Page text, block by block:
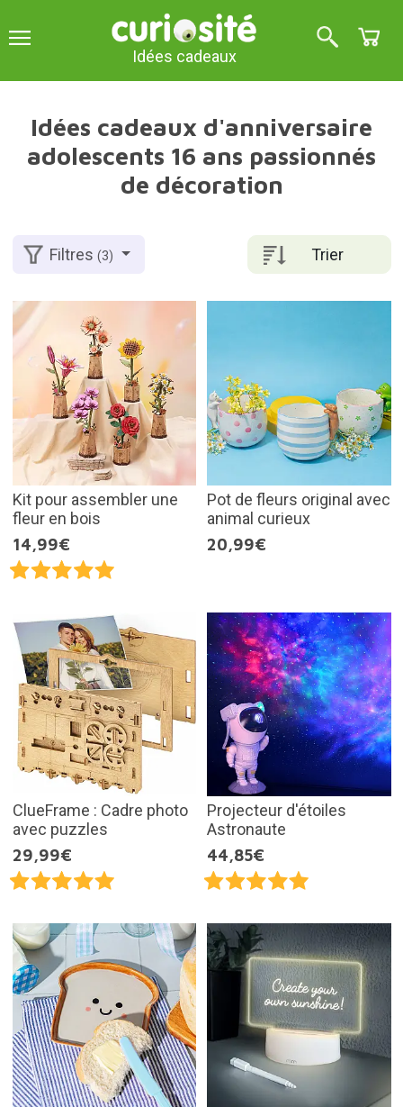
Idées cadeaux
Idées cadeaux d'anniversaire
adolescents 16 ans passionnés
de décoration
Trier
Filtres(3)
Kit pour assembler une
fleur en bois
14,99€
Pot de fleurs original avec
animal curieux
20,99€
ClueFrame : Cadre photo
avec puzzles
29,99€
Projecteur d'étoiles
Astronaute
44,85€